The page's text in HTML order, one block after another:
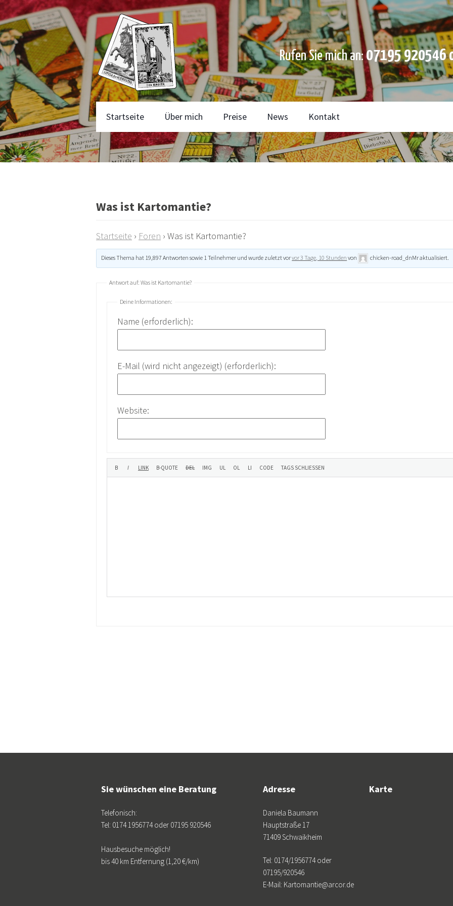
Rufen Sie mich an:07195 920546
Startseite Über mich Preise News Kontakt
Was ist Kartomantie?
Startseite › Foren › Was ist Kartomantie?
Dieses Thema hat 19,897 Antworten sowie 1 Teilnehmer und wurde zuletzt vorvor 3 Tage, 10 Stunden von chicken-road_dnMraktualisiert.
Antwort auf: Was ist Kartomantie?
Deine Informationen:
Name (erforderlich):
E-Mail (wird nicht angezeigt) (erforderlich):
Website:
Sie wünschen eine Beratung
Telefonisch:
Tel: 0174 1956774 oder 07195 920546
Hausbesuche möglich!
bis 40 km Entfernung (1,20 €/km)
Adresse
Daniela Baumann
Hauptstraße 17
71409 Schwaikheim
Tel: 0174/1956774 oder
07195/920546
E-Mail: Kartomantie@arcor.de
Karte